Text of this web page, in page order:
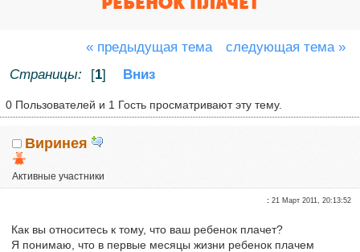
« предыдущая тема
следующая тема »
Страницы:
[1] Вниз
0 Пользователей и 1 Гость просматривают эту тему.
Виринея
Активные участники
:21 Март 2011, 20:13:52
Как вы относитесь к тому, что ваш ребенок плачет?
Я понимаю, что в первые месяцы жизни ребенок плачем